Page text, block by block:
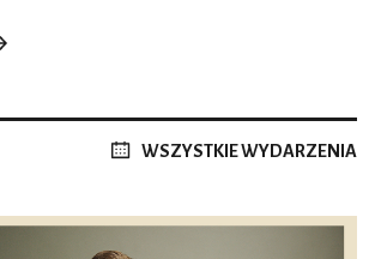
pojawią się na Wratislavii Cantans.
urodzin. Poprowadzi on NFM
i Chór NFM. Obecność maestra
WSZYSTKIE WYDARZENIA